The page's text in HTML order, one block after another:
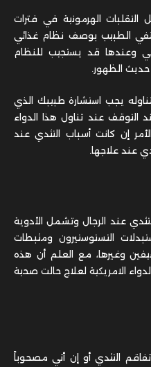
التقلبات الهرمونية في فترات
الطبيب بوصف نظام غذائي
وعندها قد يستجيب للنظام
حديث الظهور.
تتناوله يجب استشارة طبيبك الذي
عند تناول هذا الدواء
إن كانت أسباب التثدي عند
عند علاجها.
عند الرجال وتشمل الأدوية
التستوستيرون ومثبطات
وغيرها، مع العلم أن هذه
الامريكية لعلاج حالت صحية
التثدي أو إن أتي مصحوباً